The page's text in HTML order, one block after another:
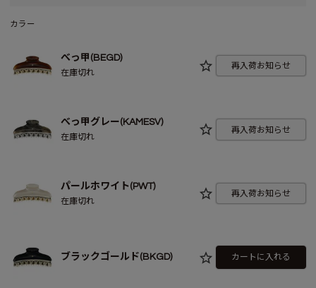
カラー
べっ甲(BEGD)
在庫切れ
再入荷お知らせ
べっ甲グレー(KAMESV)
在庫切れ
再入荷お知らせ
パールホワイト(PWT)
在庫切れ
再入荷お知らせ
ブラックゴールド(BKGD) カートに入れる